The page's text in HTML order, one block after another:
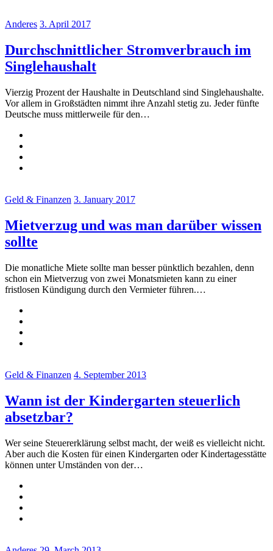
Anderes 3. April 2017
Durchschnittlicher Stromverbrauch im
Singlehaushalt
Vierzig Prozent der Haushalte in Deutschland sind Singlehaushalte.
Vor allem in Großstädten nimmt ihre Anzahl stetig zu. Jeder fünfte
Deutsche muss mittlerweile für den…
Geld & Finanzen 3. January 2017
Mietverzug und was man darüber wissen
sollte
Die monatliche Miete sollte man besser pünktlich bezahlen, denn
schon ein Mietverzug von zwei Monatsmieten kann zu einer
fristlosen Kündigung durch den Vermieter führen.…
Geld & Finanzen 4. September 2013
Wann ist der Kindergarten steuerlich
absetzbar?
Wer seine Steuererklärung selbst macht, der weiß es vielleicht nicht.
Aber auch die Kosten für einen Kindergarten oder Kindertagesstätte
können unter Umständen von der…